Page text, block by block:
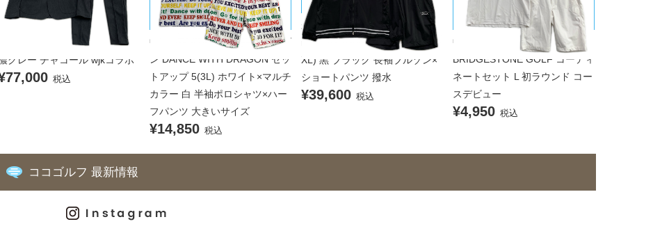
muta MARINE/ムータマリン
使用品 メンズ ムータマリン
muta MARINE セットアップ S
グレー チャコール wjkコラボ
税込
DANCE WITH DRAGON/ダンスウ
ィズドラゴン
中古 メンズ ダンスウィズドラゴ
ン DANCE WITH DRAGON セッ
トアップ 5(3L) ホワイト×マルチ
カラー 白 半袖ポロシャツ×ハー
フパンツ 大きいサイズ
¥14,850 税込
muta MARINE/ムータマリン
未使用品 メンズ ムータマリン
muta MARINE セットアップ 8(2
XL) 黒 ブラック 長袖ブルゾン×
ショートパンツ 撥水
¥39,600 税込
BRIDGESTONE GOLF/ブリヂスト
ンゴルフ
中古 メンズ ブリヂストンゴルフ
BRIDGESTONE GOLF コーディ
ネートセット L 初ラウンド コー
スデビュー
¥4,950 税込
ココゴルフ 最新情報